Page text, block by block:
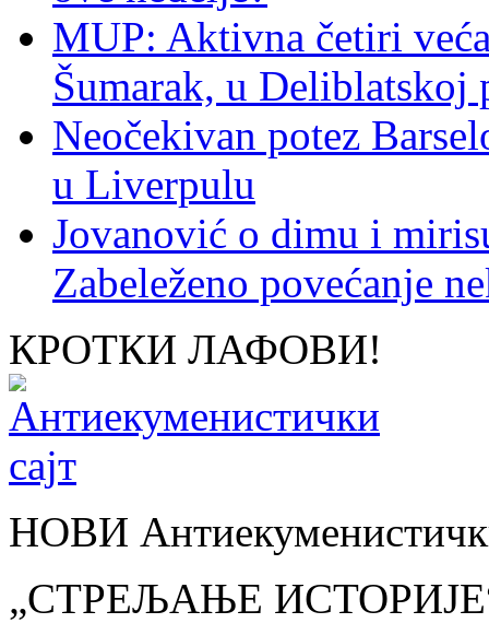
MUP: Aktivna četiri
Šumarak, u Deliblatskoj
Neočekivan potez
u Liverpulu
Jovanović o dimu i
Zabeleženo povećanje
КРОТКИ ЛАФОВИ!
НОВИ
„СТРЕЉАЊЕ